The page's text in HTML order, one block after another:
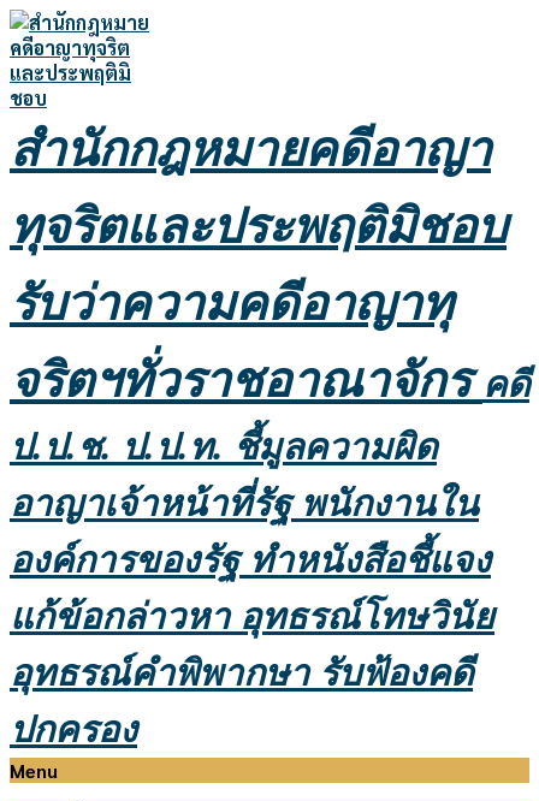
Skip
to
content
สำนักกฎหมายคดีอาญา
ทุจริตและประพฤติมิชอบ
รับว่าความคดีอาญาทุ
จริตฯทั่วราชอาณาจักรคดี
ป.ป.ช. ป.ป.ท. ชี้มูลความผิด
อาญาเจ้าหน้าที่รัฐ พนักงานใน
องค์การของรัฐทำหนังสือชี้แจง
แก้ข้อกล่าวหา อุทธรณ์โทษวินัย
อุทธรณ์คำพิพากษา รับฟ้องคดี
ปกครอง
Primary
Menu